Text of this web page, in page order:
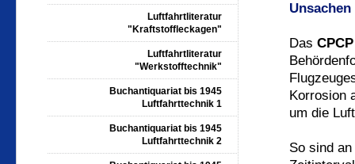
Das CPCP
Korrosion
um die
So sind
Luftfahrtliteratur
"Kraftstoffleckagen"
Luftfahrtliteratur
"Werkstofftechnik"
Buchantiquariat bis 1945
Luftfahrttechnik 1
Buchantiquariat bis 1945
Luftfahrttechnik 2